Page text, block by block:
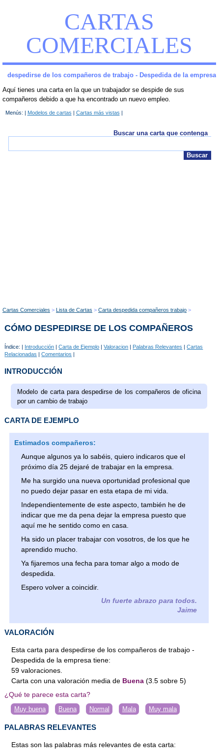
CARTAS
COMERCIALES
despedirse de los compañeros de trabajo - Despedida de la empresa
Aquí tienes una carta en la que un trabajador se despide de sus
compañeros debido a que ha encontrado un nuevo empleo.
Menús: | Modelos de cartas Cartas más vistas
Buscar una carta que contenga
Cartas Comerciales Lista de Cartas Carta despedida compañeros trabajo
CÓMO DESPEDIRSE DE LOS COMPAÑEROS
Índice: | Introducción |Carta de Ejemplo |Valoracion | Palabras Relevantes |Cartas
Relacionadas |Comentarios |
INTRODUCCIÓN
Modelo de carta para despedirse de los compañeros de oficina
por un cambio de trabajo
CARTA DE EJEMPLO
Estimados compañeros:
Aunque algunos ya lo sabéis, quiero indicaros que el
próximo día 25 dejaré de trabajar en la empresa.
Me ha surgido una nueva oportunidad profesional que
no puedo dejar pasar en esta etapa de mi vida.
Independientemente de este aspecto, también he de
indicar que me da pena dejar la empresa puesto que
aquí me he sentido como en casa.
Ha sido un placer trabajar con vosotros, de los que he
aprendido mucho.
Ya fijaremos una fecha para tomar algo a modo de
despedida.
Espero volver a coincidir.
Un fuerte abrazo para todos.
Jaime
VALORACIÓN
Esta carta para despedirse de los compañeros de trabajo -
Despedida de la empresa tiene:
59 valoraciones
Carta con una valoración media de Buena (3.5 sobre5)
¿Qué te parece esta carta?
Muy buena Buena Normal Mala Muy mala
PALABRAS RELEVANTES
Estas son las palabras más relevantes de esta carta: